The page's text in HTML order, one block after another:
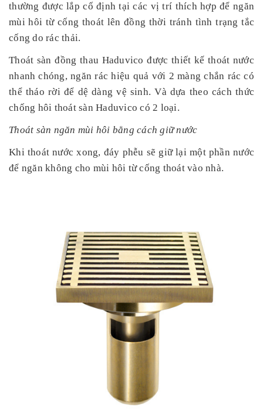
thường được lắp cố định tại các vị trí thích hợp để ngăn
mùi hôi từ cống thoát lên đồng thời tránh tình trạng tắc
cống do rác thải.
Thoát sàn đồng thau Haduvico được thiết kế thoát nước
nhanh chóng, ngăn rác hiệu quả với 2 màng chắn rác có
thể tháo rời để dệ dàng vệ sinh. Và dựa theo cách thức
chống hôi thoát sàn Haduvico có 2 loại.
Thoát sàn ngăn mùi hôi bằng cách giữ nước
Khi thoát nước xong, đáy phễu sẽ giữ lại một phần nước
để ngăn không cho mùi hôi từ cống thoát vào nhà.